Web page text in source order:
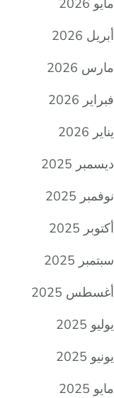
مايو 2026
أبريل 2026
مارس 2026
فبراير 2026
يناير 2026
ديسمبر 2025
نوفمبر 2025
أكتوبر 2025
سبتمبر 2025
أغسطس 2025
يوليو 2025
يونيو 2025
مايو 2025